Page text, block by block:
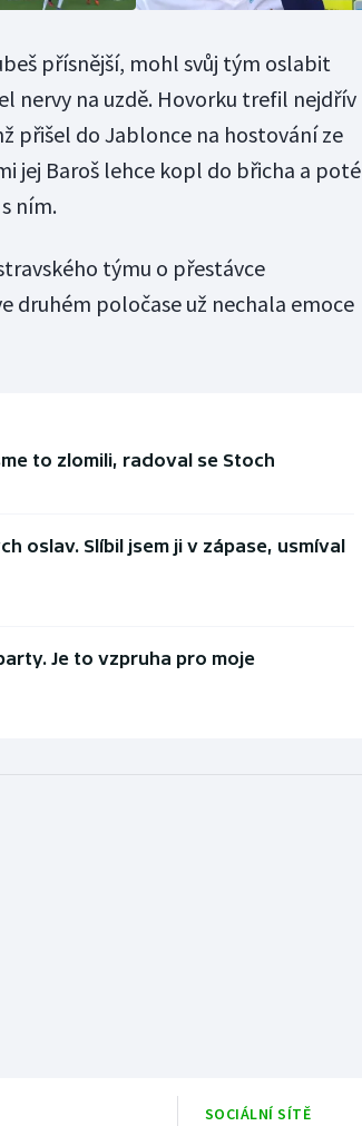
přísnější, mohl svůj tým oslabit
nervy na uzdě. Hovorku trefil nejdřív
přišel do Jablonce na hostování ze
jej Baroš lehce kopl do břicha a poté
ním.
týmu o přestávce
druhém poločase už nechala emoce
to zlomili, radoval se Stoch
oslav. Slíbil jsem ji v zápase, usmíval
Je to vzpruha pro moje
SOCIÁLNÍ SÍTĚ